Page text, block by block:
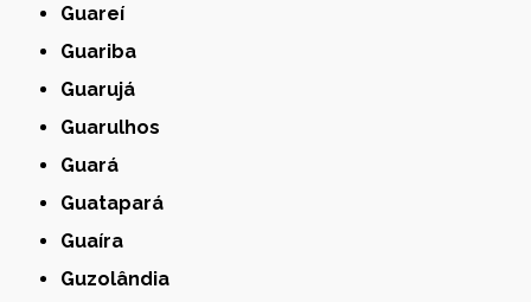
Guareí
Guariba
Guarujá
Guarulhos
Guará
Guatapará
Guaíra
Guzolândia